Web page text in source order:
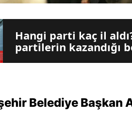
Hangi parti kaç il
partilerin kazandığı
Belediye Başkan